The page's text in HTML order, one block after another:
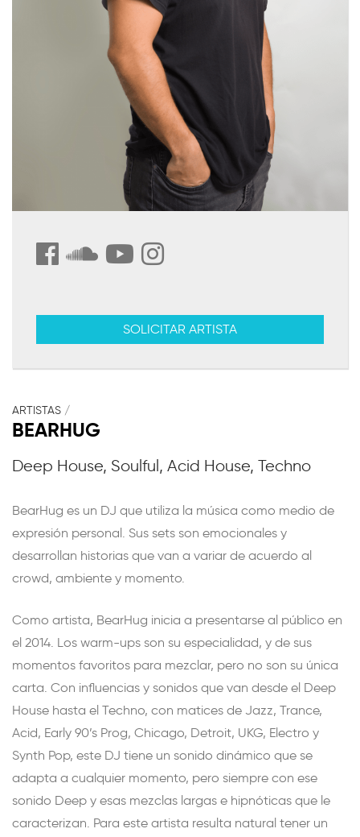
SOLICITAR ARTISTA
ARTISTAS /
BEARHUG
Deep House, Soulful, Acid House, Techno
BearHug es un DJ que utiliza la música como medio de
expresión personal. Sus sets son emocionales y
desarrollan historias que van a variar de acuerdo al
crowd, ambiente y momento.
Como artista, BearHug inicia a presentarse al público en
el 2014. Los warm-ups son su especialidad, y de sus
momentos favoritos para mezclar, pero no son su única
carta. Con influencias y sonidos que van desde el Deep
House hasta el Techno, con matices de Jazz, Trance,
Acid, Early 90’s Prog, Chicago, Detroit, UKG, Electro y
Synth Pop, este DJ tiene un sonido dinámico que se
adapta a cualquier momento, pero siempre con ese
sonido Deep y esas mezclas largas e hipnóticas que le
caracterizan. Para este artista resulta natural tener un